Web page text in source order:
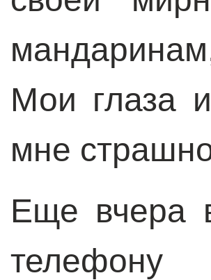
Мои глаза
мне
Еще вчера
телефону